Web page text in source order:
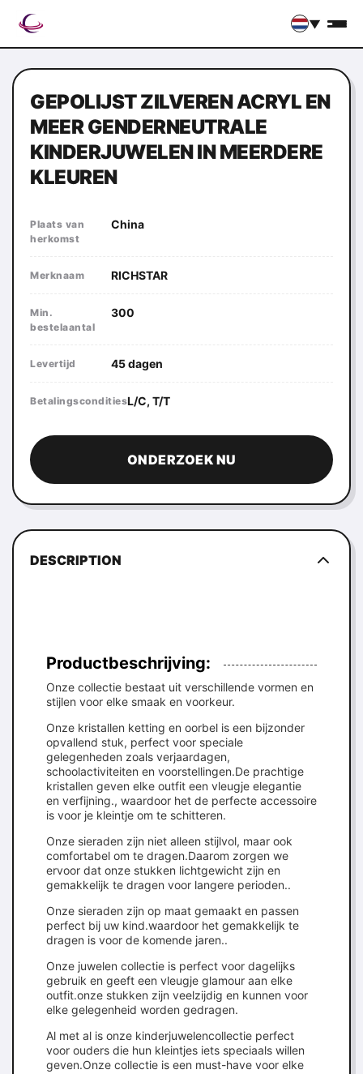
▼
GEPOLIJST ZILVEREN ACRYL EN
MEER GENDERNEUTRALE
KINDERJUWELEN IN MEERDERE
KLEUREN
Plaats van
herkomst
China
Merknaam RICHSTAR
Min.
bestelaantal
300
Levertijd 45 dagen
BetalingsconditiesL/C, T/T
ONDERZOEK NU
DESCRIPTION
Productbeschrijving:
Onze collectie bestaat uit verschillende vormen en
stijlen voor elke smaak en voorkeur.
Onze kristallen ketting en oorbel is een bijzonder
opvallend stuk, perfect voor speciale
gelegenheden zoals verjaardagen,
schoolactiviteiten en voorstellingen.De prachtige
kristallen geven elke outfit een vleugje elegantie
en verfijning., waardoor het de perfecte accessoire
is voor je kleintje om te schitteren.
Onze sieraden zijn niet alleen stijlvol, maar ook
comfortabel om te dragen.Daarom zorgen we
ervoor dat onze stukken lichtgewicht zijn en
gemakkelijk te dragen voor langere perioden..
Onze sieraden zijn op maat gemaakt en passen
perfect bij uw kind.waardoor het gemakkelijk te
dragen is voor de komende jaren..
Onze juwelen collectie is perfect voor dagelijks
gebruik en geeft een vleugje glamour aan elke
outfit.onze stukken zijn veelzijdig en kunnen voor
elke gelegenheid worden gedragen.
Al met al is onze kinderjuwelencollectie perfect
voor ouders die hun kleintjes iets speciaals willen
geven.Onze collectie is een must-have voor elke